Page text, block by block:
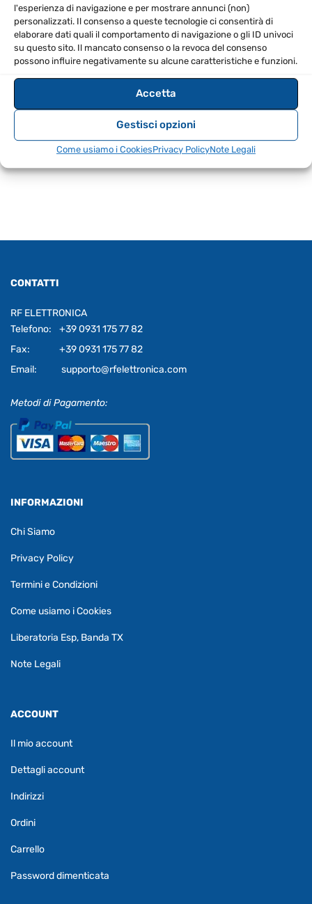
l'esperienza di navigazione e per mostrare annunci (non)
personalizzati. Il consenso a queste tecnologie ci consentirà di
elaborare dati quali il comportamento di navigazione o gli ID univoci
su questo sito. Il mancato consenso o la revoca del consenso
possono influire negativamente su alcune caratteristiche e funzioni.
Accetta
Gestisci opzioni
Come usiamo i CookiesPrivacy PolicyNote Legali
Jack maschio bilanciato su XLR maschio
Sezione del cavo: 2 x 0,20 mm²
Con connettori Neutrik (Rean)
Contatti placcati oro
Cassa: metallo nero
CONTATTI
RF ELETTRONICA
Telefono:
+39 0931 175 77 82
Fax:
+39 0931 175 77 82
Email:
supporto@rfelettronica.com
Metodi di Pagamento:
INFORMAZIONI
Chi Siamo
Privacy Policy
Termini e Condizioni
Come usiamo i Cookies
Liberatoria Esp, Banda TX
Note Legali
ACCOUNT
Il mio account
Dettagli account
Indirizzi
Ordini
Carrello
Password dimenticata